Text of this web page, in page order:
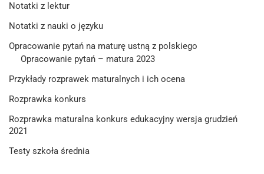
Notatki z lektur
Notatki z nauki o języku
Opracowanie pytań na maturę ustną z polskiego
Opracowanie pytań – matura 2023
Przykłady rozprawek maturalnych i ich ocena
Rozprawka konkurs
Rozprawka maturalna konkurs edukacyjny wersja grudzień
2021
Testy szkoła średnia